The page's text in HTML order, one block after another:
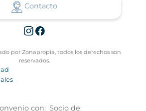
Contacto
por Zonapropia, todos los derechos son
reservados.
con: Socio de: